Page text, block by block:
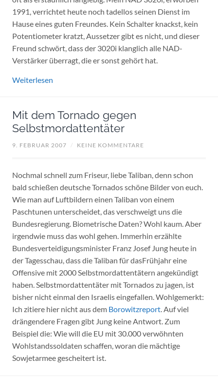
1991, verrichtet heute noch tadellos seinen Dienst im
Hause eines guten Freundes. Kein Schalter knackst, kein
Potentiometer kratzt, Aussetzer gibt es nicht, und dieser
Freund schwört, dass der 3020i klanglich alle NAD-
Verstärker überragt, die er sonst gehört hat.
Weiterlesen
Mit dem Tornado gegen
Selbstmordattentäter
9. FEBRUAR 2007 / KEINE KOMMENTARE
Nochmal schnell zum Friseur, liebe Taliban, denn schon
bald schießen deutsche Tornados schöne Bilder von euch.
Wie man auf Luftbildern einen Taliban von einem
Paschtunen unterscheidet, das verschweigt uns die
Bundesregierung. Biometrische Daten? Wohl kaum. Aber
irgendwie muss das wohl gehen. Immerhin erzählte
Bundesverteidigungsminister Franz Josef Jung heute in
der Tagesschau, dass die Taliban für dasFrühjahr eine
Offensive mit 2000 Selbstmordattentätern angekündigt
haben. Selbstmordattentäter mit Tornados zu jagen, ist
bisher nicht einmal den Israelis eingefallen. Wohlgemerkt:
Ich zitiere hier nicht aus dem Borowitzreport. Auf viel
drängendere Fragen gibt Jung keine Antwort. Zum
Beispiel die: Wie will die EU mit 30.000 verwöhnten
Wohlstandssoldaten schaffen, woran die mächtige
Sowjetarmee gescheitert ist.